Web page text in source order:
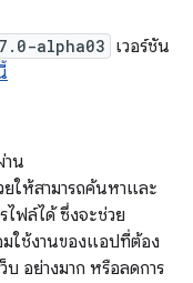
alpha03 เวอร์ชัน
าน
ยให้สามารถค้นหาและ
ไฟล์ได้ ซึ่งจะช่วย
ใช้งานของแอปที่ต้อง
อย่างมาก หรือลดการ